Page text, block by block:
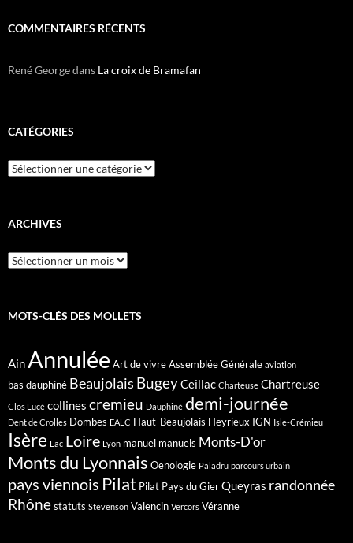
COMMENTAIRES RÉCENTS
René Georgedans La croix de Bramafan
CATÉGORIES
Catégories
ARCHIVES
Archives
MOTS-CLÉS DES MOLLETS
Ain Annulée Art de vivreAssemblée Générale aviation
bas dauphiné Beaujolais BugeyCeillac Charteuse Chartreuse
Clos Lucé collines cremieu Dauphiné demi-journée
Dent de Crolles Dombes EALC Haut-Beaujolais Heyrieux IGN Isle-Crémieu
Isère Lac Loire Lyon manuel manuels Monts-D'or
Monts du Lyonnais Oenologie Paladru parcours urbain
pays viennois Pilat Pilat Pays du GierQueyras randonnée
Rhônestatuts Stevenson Valencin Vercors Véranne